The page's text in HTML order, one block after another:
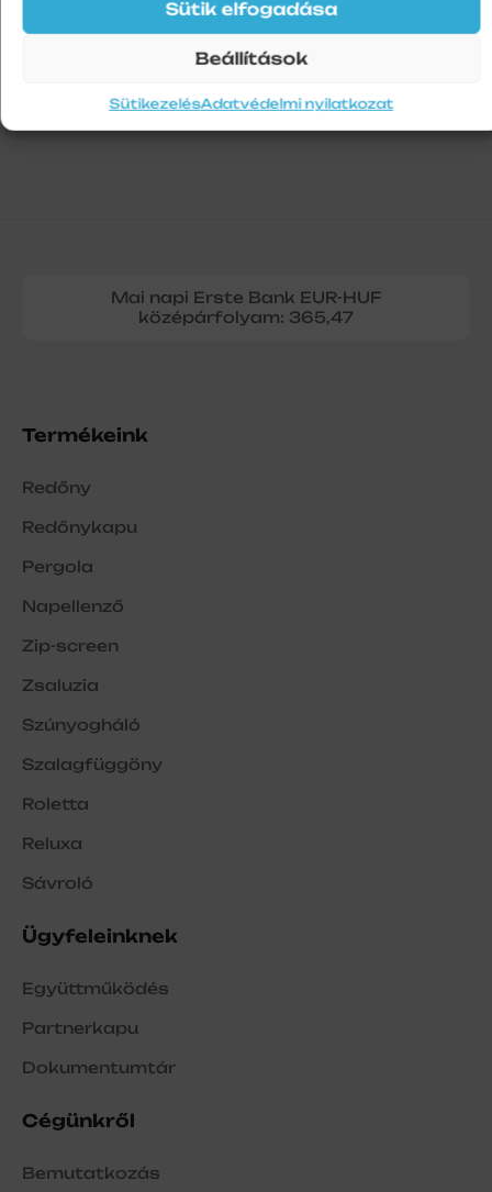
Sütik elfogadása
Beállítások
SütikezelésAdatvédelmi nyilatkozat
Mai napi Erste Bank EUR-HUF
középárfolyam: 365,47
Termékeink
Redőny
Redőnykapu
Pergola
Napellenző
Zip-screen
Zsaluzia
Szúnyogháló
Szalagfüggöny
Roletta
Reluxa
Sávroló
Ügyfeleinknek
Együttműködés
Partnerkapu
Dokumentumtár
Cégünkről
Bemutatkozás